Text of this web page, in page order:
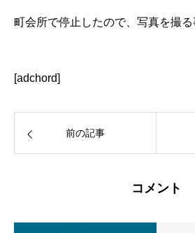
町会所で停止したので、写真を撮る
[adchord]
前の記事
コメント